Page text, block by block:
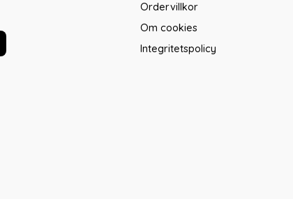
Ordervillkor
Om cookies
Integritetspolicy